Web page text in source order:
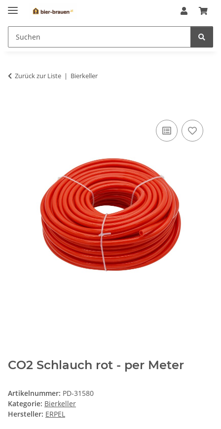
Zurück zur Liste Bierkeller
CO2 Schlauch rot - per Meter
Artikelnummer: PD-31580
Kategorie: Bierkeller
Hersteller: ERPEL